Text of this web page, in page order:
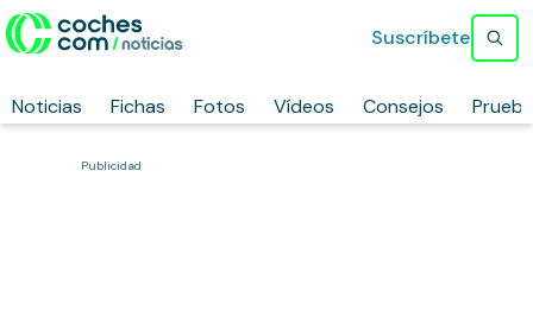
Noticias Fichas Fotos Vídeos Consejos
Suscríbete
Publicidad